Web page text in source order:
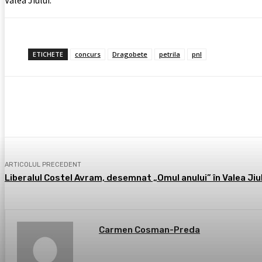
ETICHETE concurs Dragobete petrila pnl
ARTICOLUL PRECEDENT
Liberalul Costel Avram, desemnat „Omul anului” în Valea
Carmen Cosman-Preda